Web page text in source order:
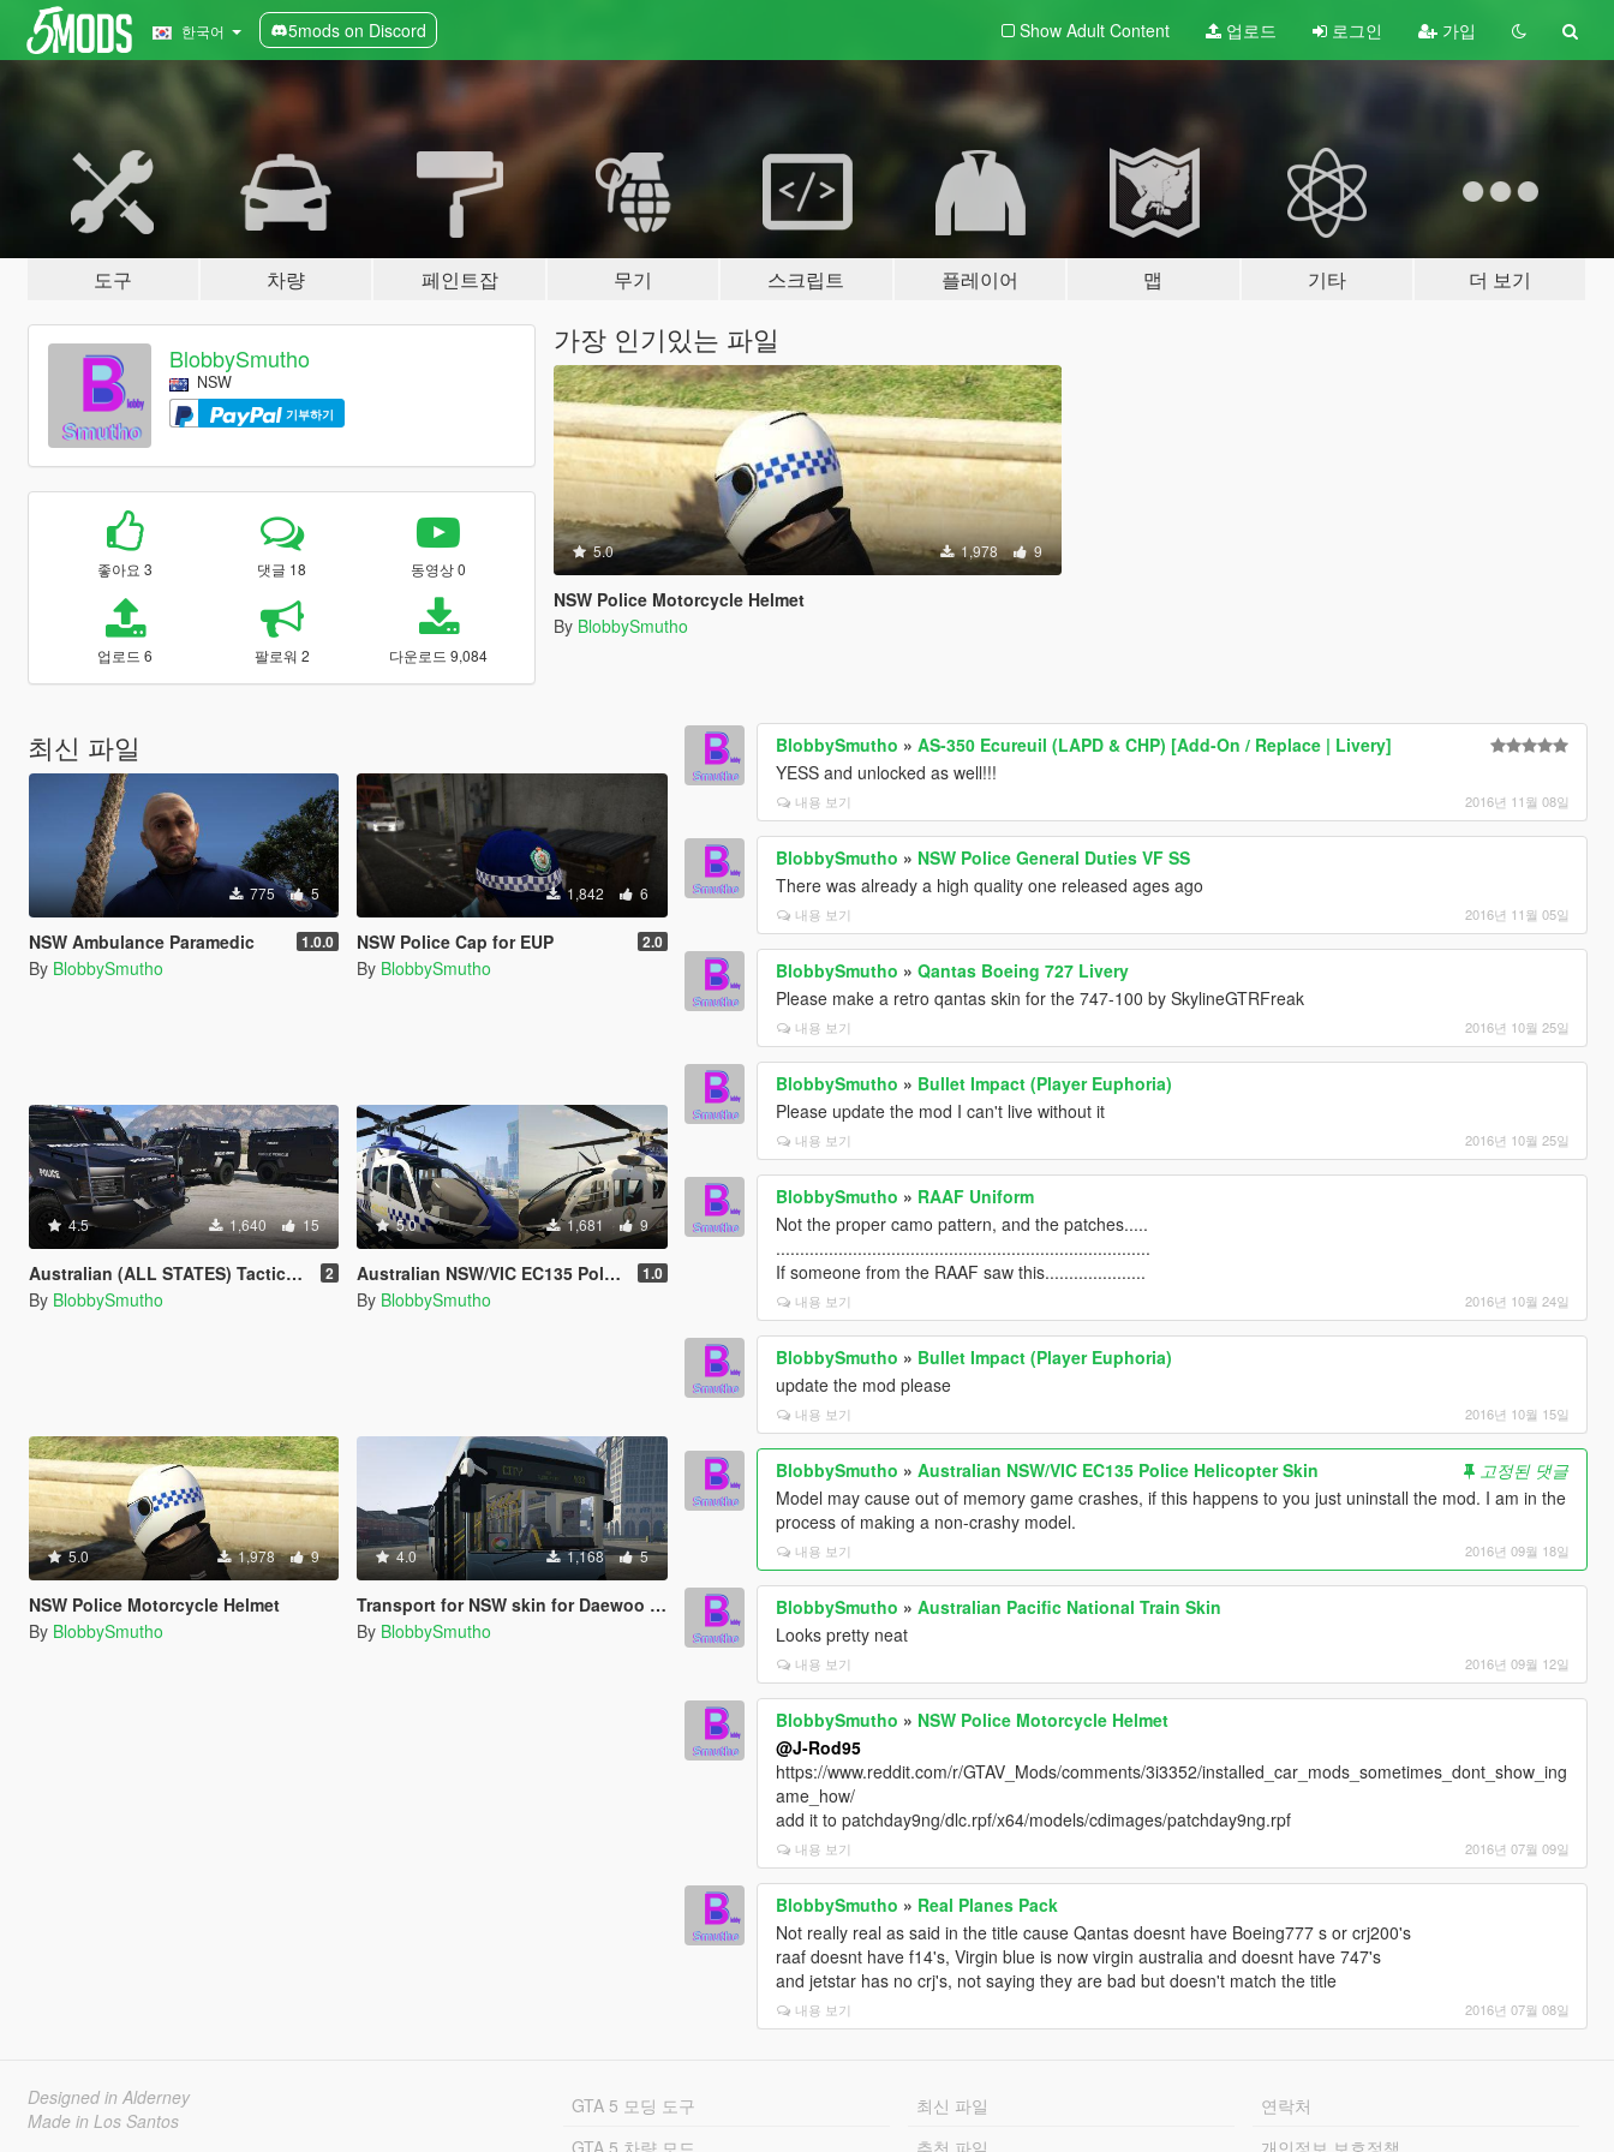
한국어 5mods on Discord Show Adult Content 업로드 로그인 가입
도구 차량 페인트잡 무기 스크립트 플레이어 맵 기타 더 보기
BlobbySmutho
NSW
기부하기
좋아요 3 댓글 18 동영상 0
업로드 6 팔로워 2 다운로드 9,084
가장 인기있는 파일
5.0 1,978 9
NSW Police Motorcycle Helmet
By BlobbySmutho
최신 파일
775 5
NSW Ambulance Paramedic 1.0.0
By BlobbySmutho
1,842 6
NSW Police Cap for EUP 2.0
By BlobbySmutho
4.5 1,640 15
Australian (ALL STATES) Tactical Vehicle Skins for Cosmo's Bearcat 2
By BlobbySmutho
5.0 1,681 9
Australian NSW/VIC EC135 Police Helicopter Skin 1.0
By BlobbySmutho
5.0 1,978 9
NSW Police Motorcycle Helmet
By BlobbySmutho
4.0 1,168 5
Transport for NSW skin for Daewoo BS110CN Bus
By BlobbySmutho
BlobbySmutho »AS-350 Ecureuil (LAPD & CHP) [Add-On / Replace | Livery]
YESS and unlocked as well!!!
내용 보기 2016년 11월 08일
BlobbySmutho » NSW Police General Duties VF SS
There was already a high quality one released ages ago
내용 보기 2016년 11월 05일
BlobbySmutho »Qantas Boeing 727 Livery
Please make a retro qantas skin for the 747-100 by SkylineGTRFreak
내용 보기 2016년 10월 25일
BlobbySmutho » Bullet Impact (Player Euphoria)
Please update the mod I can't live without it
내용 보기 2016년 10월 25일
BlobbySmutho » RAAF Uniform
Not the proper camo pattern, and the patches.....
..............................................................................
If someone from the RAAF saw this.....................
내용 보기 2016년 10월 24일
BlobbySmutho » Bullet Impact (Player Euphoria)
update the mod please
내용 보기 2016년 10월 15일
BlobbySmutho »Australian NSW/VIC EC135 Police Helicopter Skin
고정된 댓글
Model may cause out of memory game crashes, if this happens to you just uninstall the mod. I am in the
process of making a non-crashy model.
내용 보기 2016년 09월 18일
BlobbySmutho »Australian Pacific National Train Skin
Looks pretty neat
내용 보기 2016년 09월 12일
BlobbySmutho » NSW Police Motorcycle Helmet
@J-Rod95
https://www.reddit.com/r/GTAV_Mods/comments/3i3352/installed_car_mods_sometimes_dont_show_ing
ame_how/
add it to patchday9ng/dlc.rpf/x64/models/cdimages/patchday9ng.rpf
내용 보기 2016년 07월 09일
BlobbySmutho » Real Planes Pack
Not really real as said in the title cause Qantas doesnt have Boeing777 s or crj200's
raaf doesnt have f14's, Virgin blue is now virgin australia and doesnt have 747's
and jetstar has no crj's, not saying they are bad but doesn't match the title
내용 보기 2016년 07월 08일
Designed in Alderney
Made in Los Santos
GTA 5 모딩 도구
GTA 5 차량 모드
최신 파일
추천 파일
연락처
개인정보 보호정책